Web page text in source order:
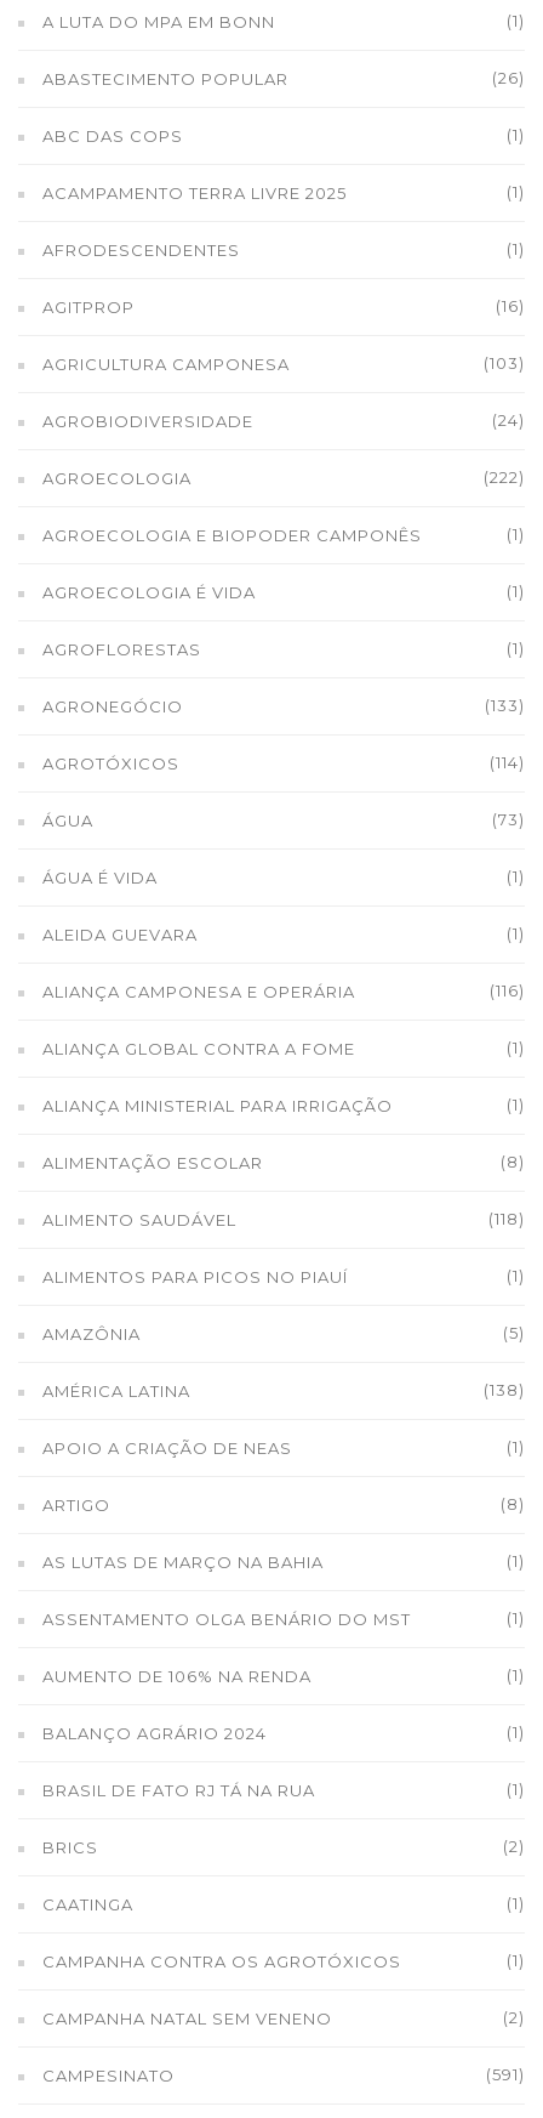
A LUTA DO MPA EM BONN (1)
ABASTECIMENTO POPULAR (26)
ABC DAS COPS (1)
ACAMPAMENTO TERRA LIVRE 2025 (1)
AFRODESCENDENTES (1)
AGITPROP (16)
AGRICULTURA CAMPONESA (103)
AGROBIODIVERSIDADE (24)
AGROECOLOGIA (222)
AGROECOLOGIA E BIOPODER CAMPONÊS (1)
AGROECOLOGIA É VIDA (1)
AGROFLORESTAS (1)
AGRONEGÓCIO (133)
AGROTÓXICOS (114)
ÁGUA (73)
ÁGUA É VIDA (1)
ALEIDA GUEVARA (1)
ALIANÇA CAMPONESA E OPERÁRIA (116)
ALIANÇA GLOBAL CONTRA A FOME (1)
ALIANÇA MINISTERIAL PARA IRRIGAÇÃO (1)
ALIMENTAÇÃO ESCOLAR (8)
ALIMENTO SAUDÁVEL (118)
ALIMENTOS PARA PICOS NO PIAUÍ (1)
AMAZÔNIA (5)
AMÉRICA LATINA (138)
APOIO A CRIAÇÃO DE NEAS (1)
ARTIGO (8)
AS LUTAS DE MARÇO NA BAHIA (1)
ASSENTAMENTO OLGA BENÁRIO DO MST (1)
AUMENTO DE 106% NA RENDA (1)
BALANÇO AGRÁRIO 2024 (1)
BRASIL DE FATO RJ TÁ NA RUA (1)
BRICS (2)
CAATINGA (1)
CAMPANHA CONTRA OS AGROTÓXICOS (1)
CAMPANHA NATAL SEM VENENO (2)
CAMPESINATO (591)